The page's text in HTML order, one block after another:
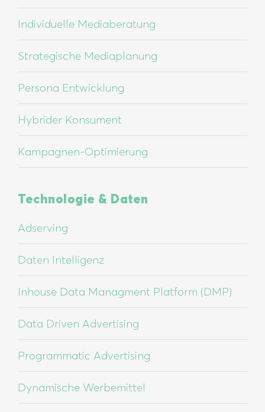
Individuelle Mediaberatung
Strategische Mediaplanung
Persona Entwicklung
Hybrider Konsument
Kampagnen-Optimierung
Technologie & Daten
Adserving
Daten Intelligenz
Inhouse Data Managment Platform (DMP)
Data Driven Advertising
Programmatic Advertising
Dynamische Werbemittel